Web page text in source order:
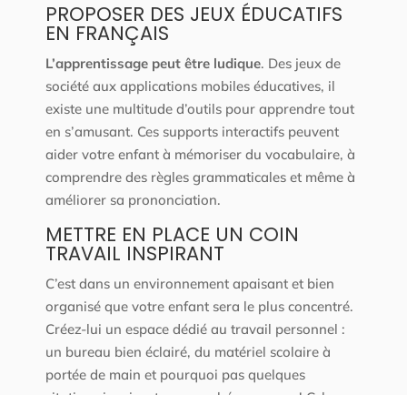
PROPOSER DES JEUX ÉDUCATIFS
EN FRANÇAIS
L’apprentissage peut être ludique. Des jeux de
société aux applications mobiles éducatives, il
existe une multitude d’outils pour apprendre tout
en s’amusant. Ces supports interactifs peuvent
aider votre enfant à mémoriser du vocabulaire, à
comprendre des règles grammaticales et même à
améliorer sa prononciation.
METTRE EN PLACE UN COIN
TRAVAIL INSPIRANT
C’est dans un environnement apaisant et bien
organisé que votre enfant sera le plus concentré.
Créez-lui un espace dédié au travail personnel :
un bureau bien éclairé, du matériel scolaire à
portée de main et pourquoi pas quelques